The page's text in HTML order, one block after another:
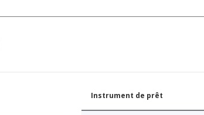
Instrument de prêt